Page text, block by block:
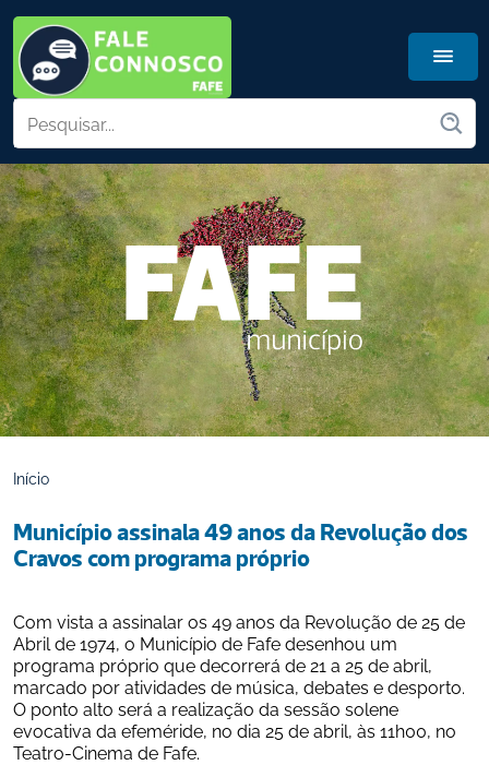
Início
Município assinala 49 anos da Revolução dos
Cravos com programa próprio
Com vista a assinalar os 49 anos da Revolução de 25 de
Abril de 1974, o Município de Fafe desenhou um
programa próprio que decorrerá de 21 a 25 de abril,
marcado por atividades de música, debates e desporto.
O ponto alto será a realização da sessão solene
evocativa da efeméride, no dia 25 de abril, às 11h00, no
Teatro-Cinema de Fafe.